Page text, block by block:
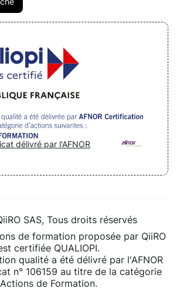
délivré par l'AFNOR
SAS, Tous droits réservés
de formation proposée par QiiRO
certifiée QUALIOPI.
qualité a été délivré par l'AFNOR
n° 106159 au titre de la catégorie
Actions de Formation.